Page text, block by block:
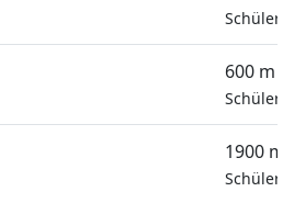
600 m
1900